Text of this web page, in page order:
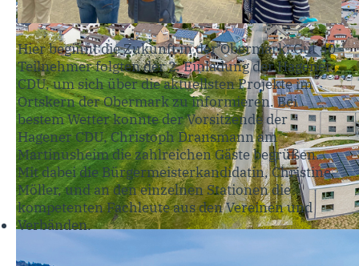
Hier beginnt die Zukunft in der Obermark: Gut 40
Teilnehmer folgten der 2. Einladung der Hagener
CDU, um sich über die aktuellsten Projekte im
Ortskern der Obermark zu informieren. Bei
bestem Wetter konnte der Vorsitzende der
Hagener CDU, Christoph Dransmann am
Martinusheim die zahlreichen Gäste begrüßen.
Mit dabei die Bürgermeisterkandidatin, Christine
Möller, und an den einzelnen Stationen die
kompetenten Fachleute aus den Vereinen und
Verbänden.